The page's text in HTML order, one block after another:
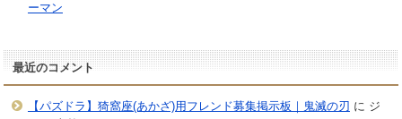
ーマン
最近のコメント
【パズドラ】猗窩座(あかざ)用フレンド募集掲示板｜鬼滅の刃 に ジ